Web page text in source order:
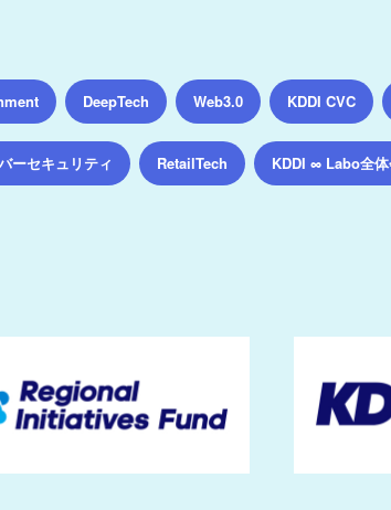
DeepTech Web3.0 KDDI CVC
ーセキュリティ RetailTech KDDI ∞ Labo全